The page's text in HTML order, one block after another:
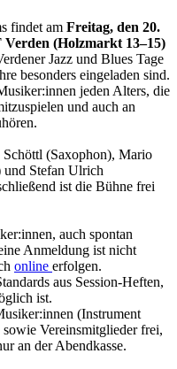
findet am Freitag, den 20.
(Holzmarkt 13–15)
Jazz und Blues Tage
besonders eingeladen sind.
jeden Alters, die
und auch an
(Saxophon), Mario
und Stefan Ulrich
ist die Bühne frei
auch spontan
Anmeldung ist nicht
online erfolgen.
aus Session-Heften,
ist.
(Instrument
Vereinsmitglieder frei,
an der Abendkasse.